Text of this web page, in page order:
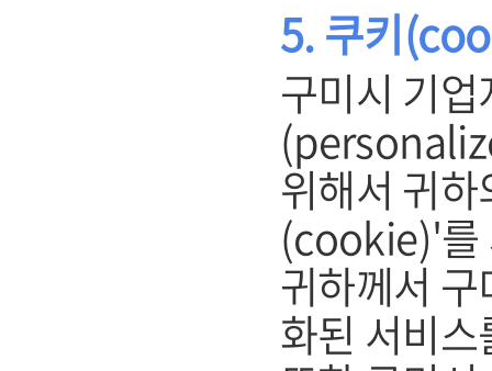
5. 쿠키
구미시 기
위해서 귀
(cookie)'를
귀하께서
화된 서비